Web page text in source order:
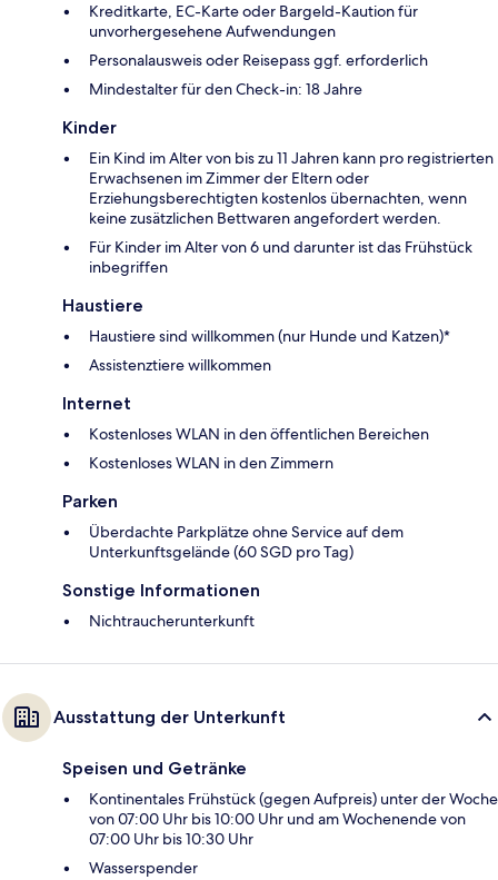
Kreditkarte, EC-Karte oder Bargeld-Kaution für
unvorhergesehene Aufwendungen
Personalausweis oder Reisepass ggf. erforderlich
Mindestalter für den Check-in: 18 Jahre
Kinder
Ein Kind im Alter von bis zu 11 Jahren kann pro registrierten
Erwachsenen im Zimmer der Eltern oder
Erziehungsberechtigten kostenlos übernachten, wenn
keine zusätzlichen Bettwaren angefordert werden.
Für Kinder im Alter von 6 und darunter ist das Frühstück
inbegriffen
Haustiere
Haustiere sind willkommen (nur Hunde und Katzen)*
Assistenztiere willkommen
Internet
Kostenloses WLAN in den öffentlichen Bereichen
Kostenloses WLAN in den Zimmern
Parken
Überdachte Parkplätze ohne Service auf dem
Unterkunftsgelände (60 SGD pro Tag)
Sonstige Informationen
Nichtraucherunterkunft
Ausstattung der Unterkunft
Speisen und Getränke
Kontinentales Frühstück (gegen Aufpreis) unter der Woche
von 07:00 Uhr bis 10:00 Uhr und am Wochenende von
07:00 Uhr bis 10:30 Uhr
Wasserspender